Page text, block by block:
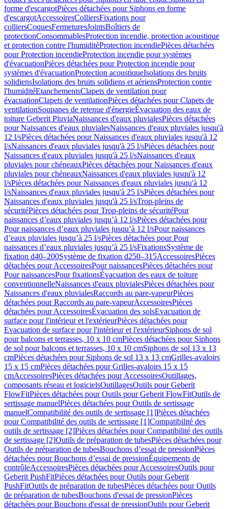
forme d'escargotPièces détachées pour Siphons en forme
d'escargotAccessoiresColliersFixations pour
colliersCoquesFermeturesJointsBoîtiers de
protectionConsommablesProtection incendie, protection acoustique
et protection contre l'humiditéProtection incendiePièces détachées
pour Protection incendieProtection incendie pour systèmes
d'évacuationPièces détachées pour Protection incendie pour
systèmes d'évacuationProtection acoustiqueIsolations des bruits
solidiensIsolations des bruits solidiens et aériensProtection contre
l'humiditéEtanchementsClapets de ventilation pour
évacuationClapets de ventilationPièces détachées pour Clapets de
ventilationSoupapes de retenue d'énergieÉvacuation des eaux de
toiture Geberit PluviaNaissances d'eaux pluvialesPièces détachées
pour Naissances d'eaux pluvialesNaissances d'eaux pluviales jusqu'à
12 l/sPièces détachées pour Naissances d'eaux pluviales jusqu'à 12
l/sNaissances d'eaux pluviales jusqu'à 25 l/sPièces détachées pour
Naissances d'eaux pluviales jusqu'à 25 l/sNaissances d'eaux
pluviales pour chéneauxPièces détachées pour Naissances d'eaux
pluviales pour chéneauxNaissances d'eaux pluviales jusqu'à 12
l/sPièces détachées pour Naissances d'eaux pluviales jusqu'à 12
l/sNaissances d'eaux pluviales jusqu'à 25 l/sPièces détachées pour
Naissances d'eaux pluviales jusqu'à 25 l/sTrop-pleins de
sécuritéPièces détachées pour Trop-pleins de sécuritéPour
naissances d’eaux pluviales jusqu’à 12 l/sPièces détachées pour
Pour naissances d’eaux pluviales jusqu’à 12 l/sPour naissances
d’eaux pluviales jusqu’à 25 l/sPièces détachées pour Pour
naissances d’eaux pluviales jusqu’à 25 l/sFixationsSystème de
fixation d40–200Système de fixation d250–315AccessoiresPièces
détachées pour AccessoiresPour naissancesPièces détachées pour
Pour naissancesPour fixationsÉvacuation des eaux de toiture
conventionnelleNaissances d'eaux pluvialesPièces détachées pour
Naissances d'eaux pluvialesRaccords au pare-vapeurPièces
détachées pour Raccords au pare-vapeurAccessoiresPièces
détachées pour AccessoiresÉvacuation des solsEvacuation de
surface pour l'intérieur et l'extérieurPièces détachées pour
Evacuation de surface pour l'intérieur et l'extérieurSiphons de sol
pour balcons et terrasses, 10 x 10 cmPièces détachées pour Siphons
de sol pour balcons et terrasses, 10 x 10 cmSiphons de sol 13 x 13
cmPièces détachées pour Siphons de sol 13 x 13 cmGrilles-avaloirs
15 x 15 cmPièces détachées pour Grilles-avaloirs 15 x 15
cmAccessoiresPièces détachées pour AccessoiresOutillages,
composants réseau et logicielsOutillagesOutils pour Geberit
FlowFitPièces détachées pour Outils pour Geberit FlowFitOutils de
sertissage manuelPièces détachées pour Outils de sertissage
manuelCompatibilité des outils de sertissage [1]Pièces détachées
pour Compatibilité des outils de sertissage [1]Compatibilité des
outils de sertissage [2]Pièces détachées pour Compatibilité des outils
de sertissage [2]Outils de préparation de tubesPièces détachées pour
Outils de préparation de tubesBouchons d’essai de pressionPièces
détachées pour Bouchons d’essai de pressionÉquipements de
contrôleAccessoiresPièces détachées pour AccessoiresOutils pour
Geberit PushFitPièces détachées pour Outils pour Geberit
PushFitOutils de préparation de tubesPièces détachées pour Outils
de préparation de tubesBouchons d'essai de pressionPièces
détachées pour Bouchons d'essai de pressionOutils pour Geberit